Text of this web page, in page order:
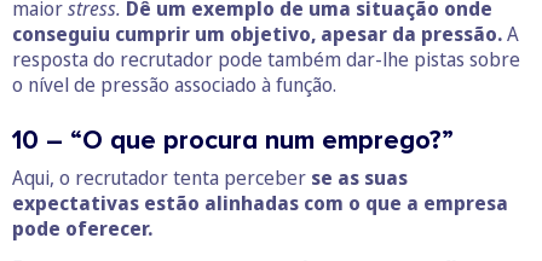
maiorstress. Dê um exemplo de uma situação onde
conseguiu cumprir um objetivo, apesar da pressão.A
resposta do recrutador pode também dar-lhe pistas sobre
o nível de pressão associado à função.
10 – “O que procura num emprego?”
Aqui, o recrutador tenta perceber se as suas
expectativas estão alinhadas com o que a empresa
pode oferecer.